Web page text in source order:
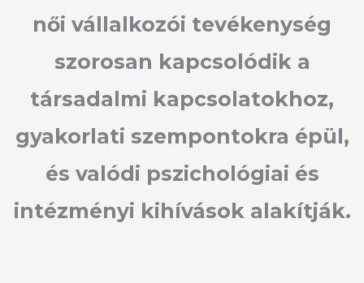
női vállalkozói tevékenység
szorosan kapcsolódik a
társadalmi kapcsolatokhoz,
gyakorlati szempontokra épül,
és valódi pszichológiai és
intézményi kihívások alakítják.